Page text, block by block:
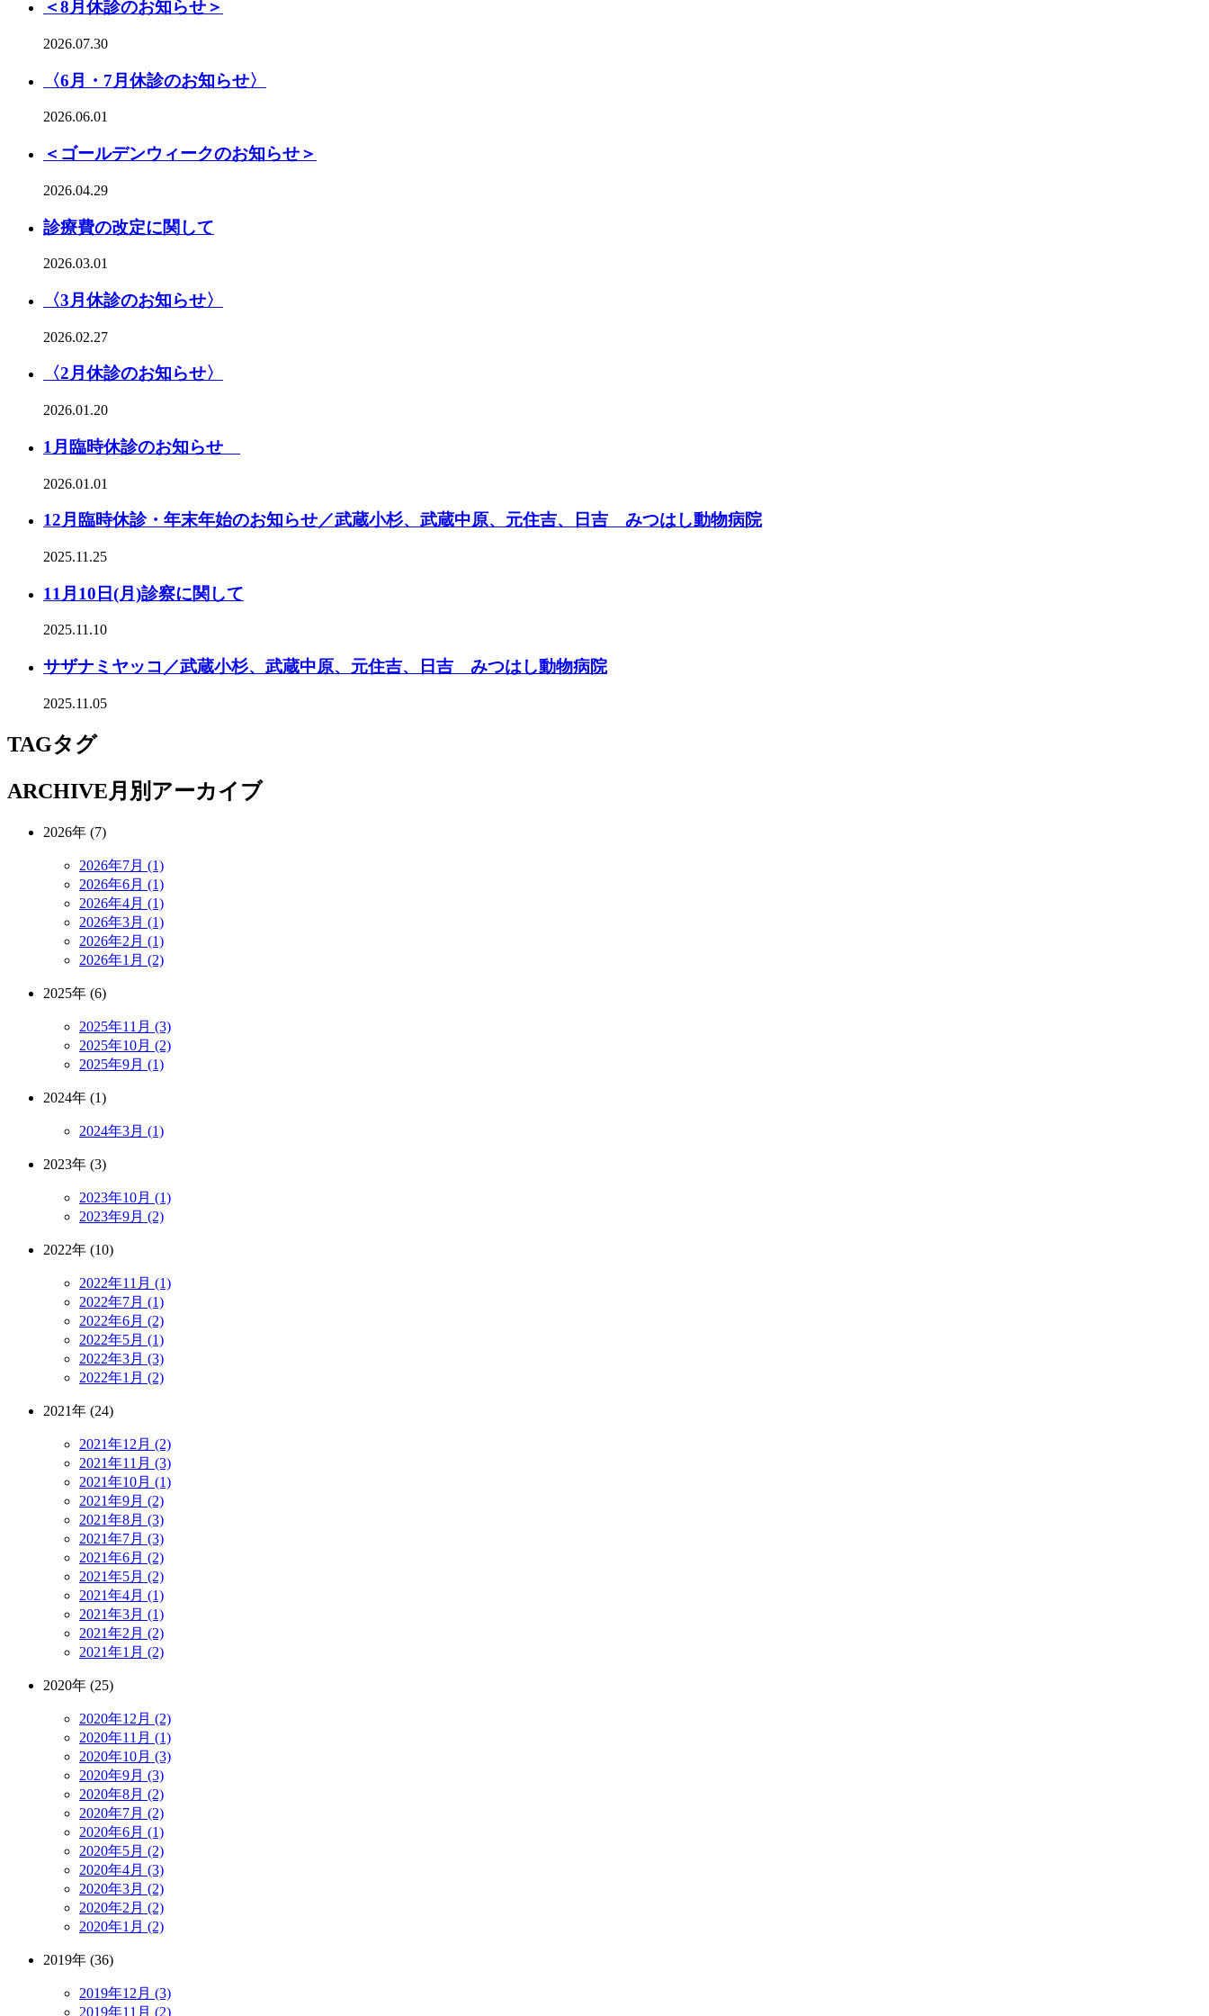
＜8月休診のお知らせ＞
2026.07.30
〈6月・7月休診のお知らせ〉
2026.06.01
＜ゴールデンウィークのお知らせ＞
2026.04.29
診療費の改定に関して
2026.03.01
〈3月休診のお知らせ〉
2026.02.27
〈2月休診のお知らせ〉
2026.01.20
1月臨時休診のお知らせ
2026.01.01
12月臨時休診・年末年始のお知らせ／武蔵小杉、武蔵中原、元住吉、日吉 みつはし動物病院
2025.11.25
11月10日(月)診察に関して
2025.11.10
サザナミヤッコ／武蔵小杉、武蔵中原、元住吉、日吉 みつはし動物病院
2025.11.05
TAGタグ
ARCHIVE月別アーカイブ
2026年 (7)
2026年7月 (1)
2026年6月 (1)
2026年4月 (1)
2026年3月 (1)
2026年2月 (1)
2026年1月 (2)
2025年 (6)
2025年11月 (3)
2025年10月 (2)
2025年9月 (1)
2024年 (1)
2024年3月 (1)
2023年 (3)
2023年10月 (1)
2023年9月 (2)
2022年 (10)
2022年11月 (1)
2022年7月 (1)
2022年6月 (2)
2022年5月 (1)
2022年3月 (3)
2022年1月 (2)
2021年 (24)
2021年12月 (2)
2021年11月 (3)
2021年10月 (1)
2021年9月 (2)
2021年8月 (3)
2021年7月 (3)
2021年6月 (2)
2021年5月 (2)
2021年4月 (1)
2021年3月 (1)
2021年2月 (2)
2021年1月 (2)
2020年 (25)
2020年12月 (2)
2020年11月 (1)
2020年10月 (3)
2020年9月 (3)
2020年8月 (2)
2020年7月 (2)
2020年6月 (1)
2020年5月 (2)
2020年4月 (3)
2020年3月 (2)
2020年2月 (2)
2020年1月 (2)
2019年 (36)
2019年12月 (3)
2019年11月 (2)